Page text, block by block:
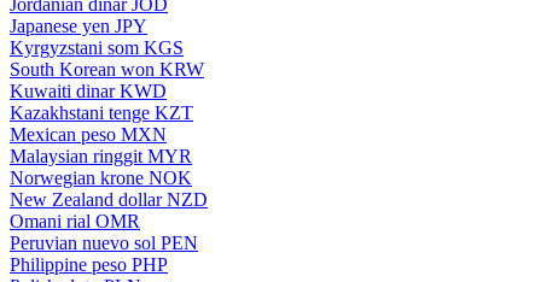
Jordanian dinar JOD
Japanese yen JPY
Kyrgyzstani som KGS
South Korean won KRW
Kuwaiti dinar KWD
Kazakhstani tenge KZT
Mexican peso MXN
Malaysian ringgit MYR
Norwegian krone NOK
New Zealand dollar NZD
Omani rial OMR
Peruvian nuevo sol PEN
Philippine peso PHP